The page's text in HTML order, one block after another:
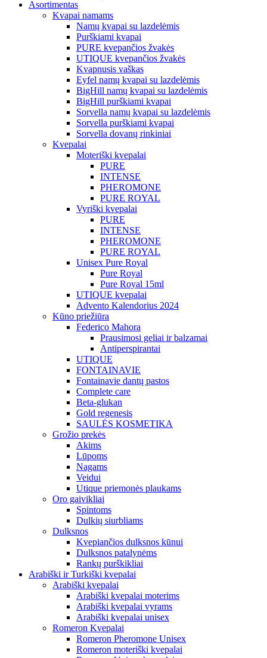
Asortimentas
Kvapai namams
Namų kvapai su lazdelėmis
Purškiami kvapai
PURE kvepančios žvakės
UTIQUE kvepančios žvakės
Kvapnusis vaškas
Eyfel namų kvapai su lazdelėmis
BigHill namų kvapai su lazdelėmis
BigHill purškiami kvapai
Sorvella namų kvapai su lazdelėmis
Sorvella purškiami kvapai
Sorvella dovanų rinkiniai
Kvepalai
Moteriški kvepalai
PURE
INTENSE
PHEROMONE
PURE ROYAL
Vyriški kvepalai
PURE
INTENSE
PHEROMONE
PURE ROYAL
Unisex Pure Royal
Pure Royal
Pure Royal 15ml
UTIQUE kvepalai
Advento Kalendorius 2024
Kūno priežiūra
Federico Mahora
Prausimosi geliai ir balzamai
Antiperspirantai
UTIQUE
FONTAINAVIE
Fontainavie dantų pastos
Complete care
Beta-glukan
Gold regenesis
SAULĖS KOSMETIKA
Grožio prekės
Akims
Lūpoms
Nagams
Veidui
Utique priemonės plaukams
Oro gaivikliai
Spintoms
Dulkių siurbliams
Dulksnos
Kvepiančios dulksnos kūnui
Dulksnos patalynėms
Rankų purškikliai
Arabiški ir Turkiški kvepalai
Arabiški kvepalai
Arabiški kvepalai moterims
Arabiški kvepalai vyrams
Arabiški kvepalai unisex
Romeron Kvepalai
Romeron Pheromone Unisex
Romeron moteriški kvepalai